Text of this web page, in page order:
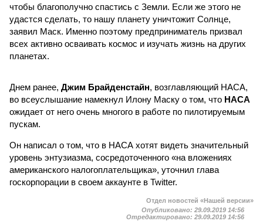
чтобы благополучно спастись с Земли. Если же этого не
удастся сделать, то нашу планету уничтожит Солнце,
заявил Маск. Именно поэтому предприниматель призвал
всех активно осваивать космос и изучать жизнь на других
планетах.
Днем ранее, Джим Брайденстайн, возглавляющий НАСА,
во всеуслышание намекнул Илону Маску о том, что НАСА
ожидает от него очень многого в работе по пилотируемым
пускам.
Он написал о том, что в НАСА хотят видеть значительный
уровень энтузиазма, сосредоточенного «на вложениях
американского налогоплательщика», уточнил глава
госкорпорации в своем аккаунте в Twitter.
Отдел новостей «Нашей версии»
Опубликовано: 29.09.2019 14:56
Отредактировано: 29.09.2019 14:56